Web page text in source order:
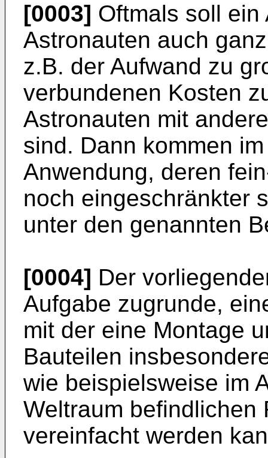
[0003] Oftmals soll
Astronauten auch
z.B. der Aufwand zu
verbundenen Kosten
Astronauten mit
sind. Dann kommen
Anwendung, deren
noch eingeschränkter
unter den genannten
[0004] Der
Aufgabe zugrunde,
mit der eine Montage
Bauteilen
wie beispielsweise im
Weltraum befindlichen
vereinfacht werden